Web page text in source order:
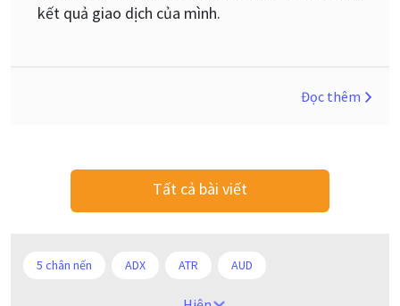
kết quả giao dịch của mình.
Đọc thêm
Tất cả bài viết
5 chân nến ADX ATR AUD
Android